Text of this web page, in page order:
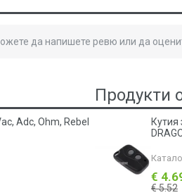
да напишете ревю или да
Adc, Ohm, Rebel
Продукти
Кутия
€
€ 5.52